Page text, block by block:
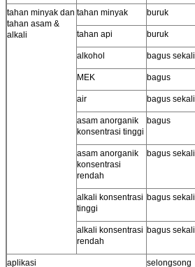
tahan minyak dan
tahan asam &
alkali
tahan minyak buruk
tahan api buruk
alkohol bagus sekali
MEK bagus
air bagus sekali
asam anorganik
konsentrasi tinggi
bagus
asam anorganik
konsentrasi
rendah
bagus sekali
alkali konsentrasi
tinggi
bagus sekali
alkali konsentrasi
rendah
bagus sekali
aplikasi
selongsong